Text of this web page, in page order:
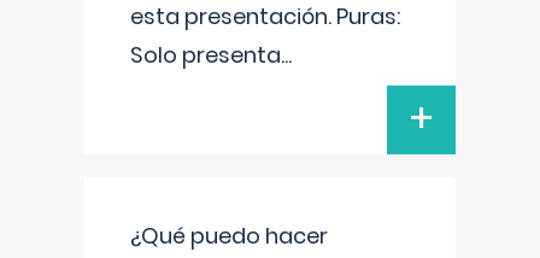
esta presentación. Puras:
Solo presenta...
+
¿Qué puedo hacer